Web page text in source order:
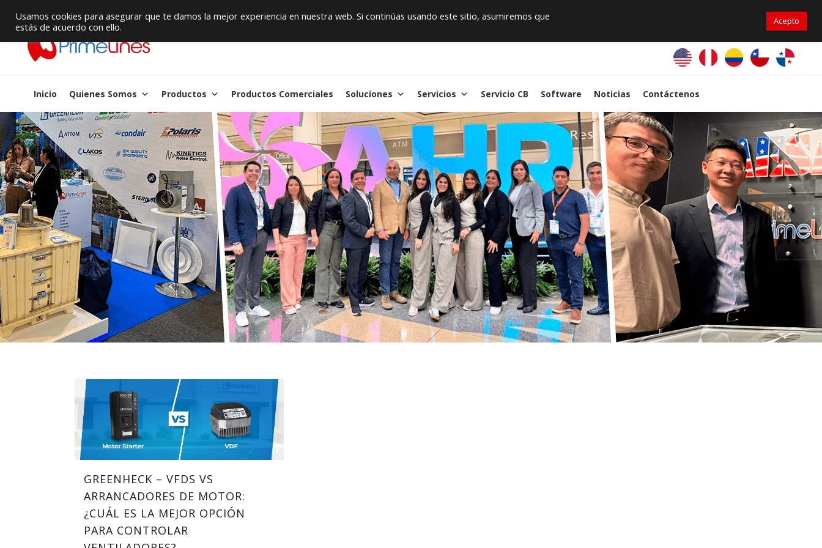
ventas@primelines-hvac.cl
Inicio Quienes Somos Productos Productos Comerciales Soluciones Servicios Servicio CB Software Noticias Contáctenos
GREENHECK – VFDS VS
ARRANCADORES DE MOTOR:
¿CUÁL ES LA MEJOR OPCIÓN
PARA CONTROLAR
Usamos cookies para asegurar que te damos la mejor experiencia en nuestra web. Si continúas usando este sitio, asumiremos que
estás de acuerdo con ello.
Acepto